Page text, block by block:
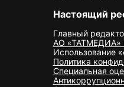
Настоящий
Главный
АО «ТАТМЕДИА»
Использование
Политика
Специальная